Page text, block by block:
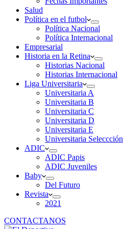
Salud
Política en el futbol
Política Nacional
Política Internacional
Empresarial
Historia en la Retina
Historias Nacional
Historias Internacional
Liga Universitaria
Universitaria A
Universitaria B
Universitaria C
Universitaria D
Universitaria E
Universitaria Seleccción
ADIC
ADIC Papis
ADIC Juveniles
Baby
Del Futuro
Revista
2021
CONTACTANOS